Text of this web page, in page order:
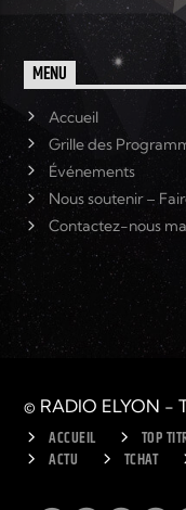
MENU
Accueil
Grille des
Événements
Nous soutenir –
Contactez-nous
© RADIO ELYON -
ACCUEIL TOP
ACTU
TCHAT